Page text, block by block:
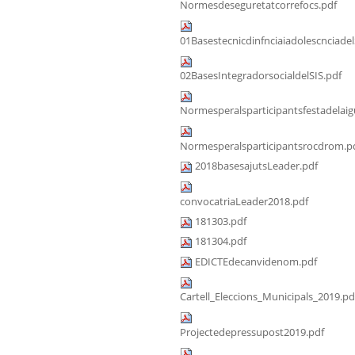
Normesdeseguretatcorrefocs.pdf
02BasesIntegradorsocialdelSIS.pdf
2018basesajutsLeader.pdf
convocatriaLeader2018.pdf
181303.pdf
181304.pdf
EDICTEdecanvidenom.pdf
Projectedepressupost2019.pdf